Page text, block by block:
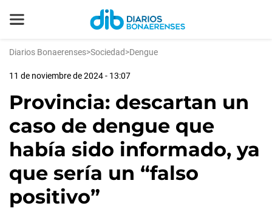
Diarios Bonaerenses>Sociedad>Dengue
11 de noviembre de 2024 - 13:07
Provincia: descartan un
caso de dengue que
había sido informado, ya
que sería un “falso
positivo”